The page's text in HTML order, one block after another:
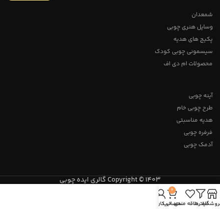
شمعدان
وسایل هنری چوبی
پکیج های هدیه
سیسمونی چوبی کودک
محصولات ام دی اف
آینه چوبی
طرح چوبی خام
هدیه مناسبتی
فرفره چوبی
آدمک چوبی
Copyright © 1403 گالری ایده چوبی
فیلترهاعلاقه مندی
0
سبد خرید
حساب کاربری من